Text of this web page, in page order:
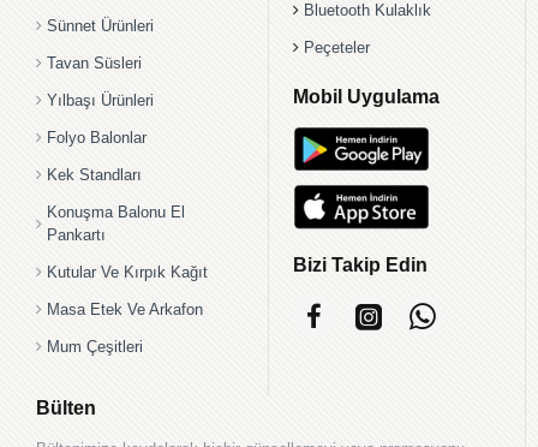
Sünnet Ürünleri
Tavan Süsleri
Yılbaşı Ürünleri
Folyo Balonlar
Kek Standları
Konuşma Balonu El
Pankartı
Kutular Ve Kırpık Kağıt
Masa Etek Ve Arkafon
Mum Çeşitleri
Bluetooth Kulaklık
Peçeteler
Mobil Uygulama
Bizi Takip Edin
Bülten